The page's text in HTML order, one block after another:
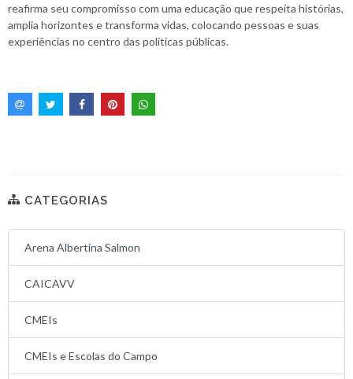
reafirma seu compromisso com uma educação que respeita histórias,
amplia horizontes e transforma vidas, colocando pessoas e suas
experiências no centro das políticas públicas.
CATEGORIAS
Arena Albertina Salmon
CAICAVV
CMEIs
CMEIs e Escolas do Campo